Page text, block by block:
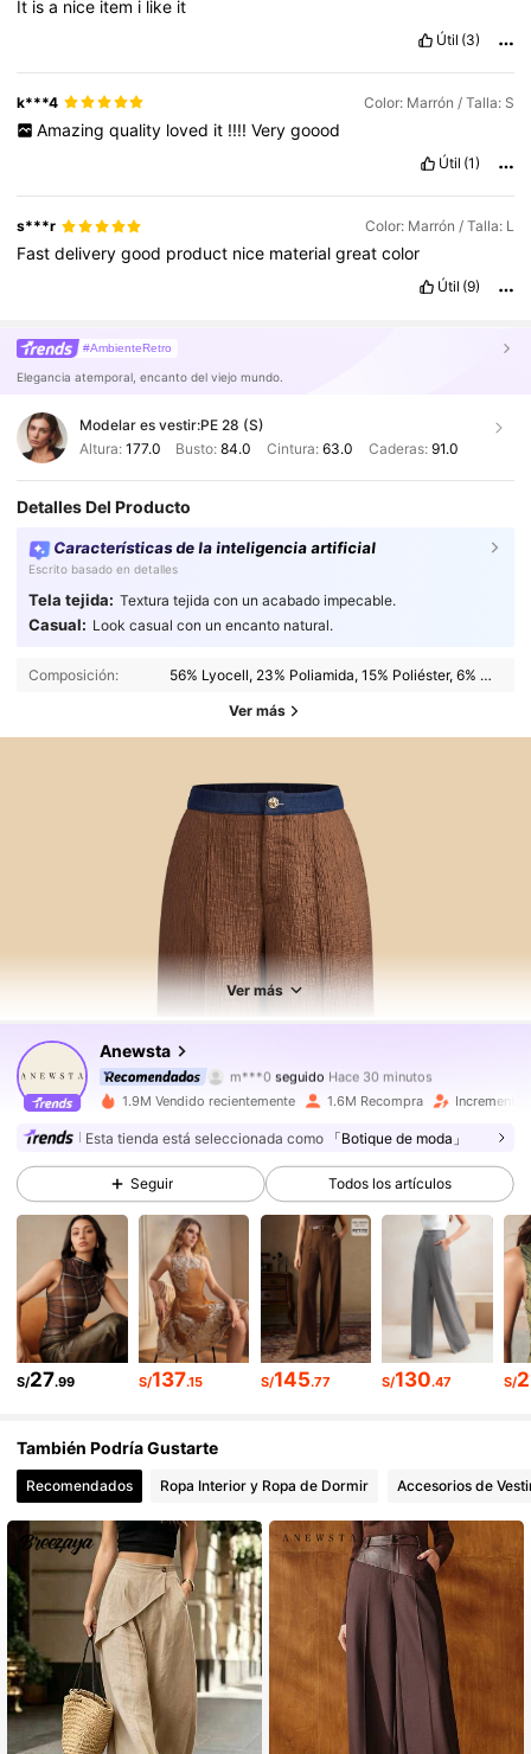
It isa nice item i like it
Útil (3)
k***4 Color: Marrón / Talla: S
Amazing quality loved it !!!! Very goood
Útil (1)
s***r Color: Marrón / Talla: L
Fastdeliverygood product nice materialgreatcolor
Útil (9)
#AmbienteRetro
Elegancia atemporal, encanto del viejo mundo.
Modelar es vestir:PE 28 (S)
Altura: 177.0 Busto:84.0 Cintura: 63.0 Caderas: 91.0
Detalles Del Producto
Características de la inteligencia artificial
Escrito basado en detalles
Tela tejida: Textura tejida con un acabado impecable.
Casual: Look casual con un encanto natural.
Composición: 56% Lyocell, 23% Poliamida, 15% Poliéster, 6% Lana
Ver más
Ver más
Anewsta
4.89 4M Seguidores
4.89 4M Seguidores
4.89 4M Seguidores
4.89
4M Seguidores
4.89 4M Seguidores
4.89 4M Seguidores
4M Seguidores
4.89 4M Seguidores
4M Seguidores
4M Seguidores
1.9M Vendido recientemente 1.6M Recompra Incremento
Esta tienda está seleccionada como 「Botique de moda」
Seguir Todos los artículos
S/27.99 S/137.15 S/145.77 S/130.47 S/
También Podría Gustarte
Recomendados Ropa Interior y Ropa de Dormir Accesorios de